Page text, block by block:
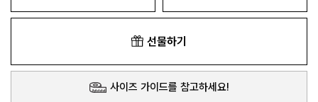
선물하기
사이즈 가이드를 참고하세요!